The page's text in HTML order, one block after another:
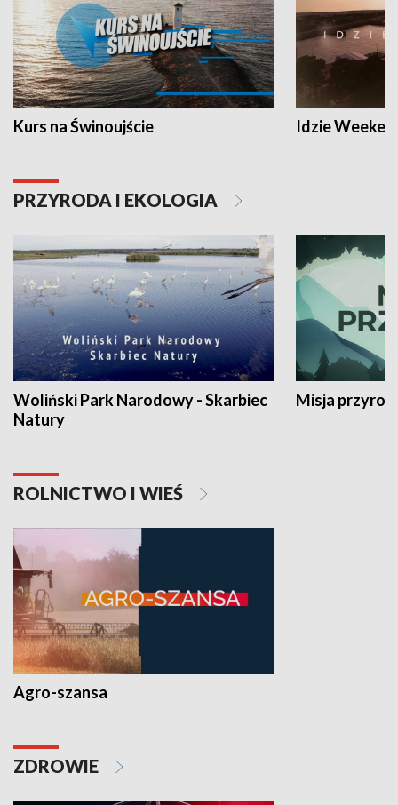
Kurs na Świnoujście Idzie
PRZYRODA I EKOLOGIA
Woliński Park Narodowy - Skarbiec
Natury
Misja
ROLNICTWO I WIEŚ
Agro-szansa
ZDROWIE